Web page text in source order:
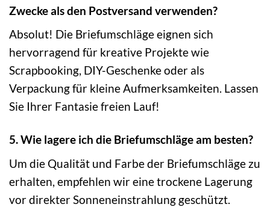
Zwecke als den Postversand verwenden?
Absolut! Die Briefumschläge eignen sich
hervorragend für kreative Projekte wie
Scrapbooking, DIY-Geschenke oder als
Verpackung für kleine Aufmerksamkeiten. Lassen
Sie Ihrer Fantasie freien Lauf!
5. Wie lagere ich die Briefumschläge am besten?
Um die Qualität und Farbe der Briefumschläge zu
erhalten, empfehlen wir eine trockene Lagerung
vor direkter Sonneneinstrahlung geschützt.